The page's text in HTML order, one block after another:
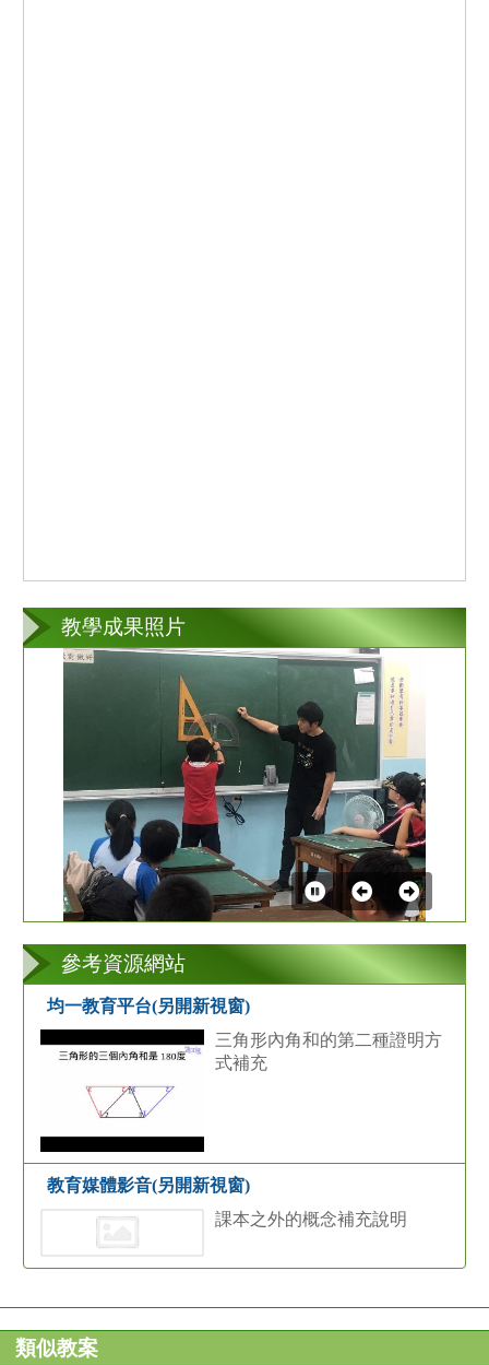
教學成果照片
第
2
參考資源網站
均一教育平台(另開新視窗)
三角形內角和的第二種證明方
式補充
教育媒體影音(另開新視窗)
課本之外的概念補充說明
類似教案